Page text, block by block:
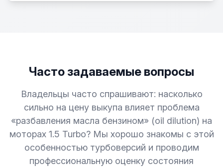
Часто задаваемые вопросы
Владельцы часто спрашивают: насколько
сильно на цену выкупа влияет проблема
«разбавления масла бензином» (oil dilution) на
моторах 1.5 Turbo? Мы хорошо знакомы с этой
особенностью турбоверсий и проводим
профессиональную оценку состояния